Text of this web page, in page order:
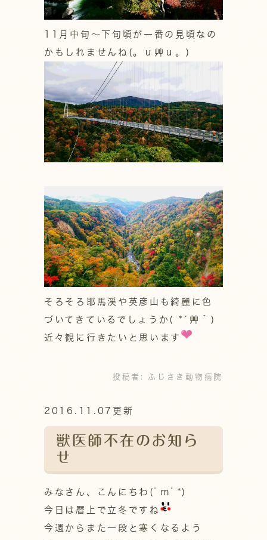
11月中旬～下旬頃が一番の見頃なの
かもしれませんね(。ｕ艸ｕ。)
そろそろ耶馬渓や英彦山も綺麗に色
づいてきているでしょうか( *´艸｀)
近々観に行きたいと思います
投稿者: ふじさき動物病院
2016.11.07更新
獣医師不在のお知ら
せ
みなさん、こんにちわ(ﾟｍﾟ*)
今日は暦上で立冬ですね
今週からまた一段と寒くなるよう